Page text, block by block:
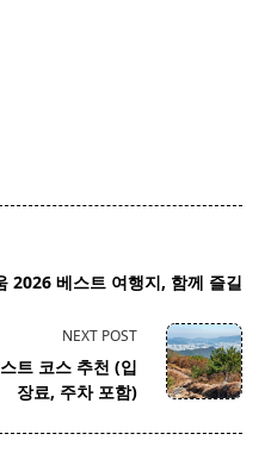
2026 베스트 여행지, 함께 즐길
NEXT POST
트 코스 추천 (입
장료, 주차 포함)